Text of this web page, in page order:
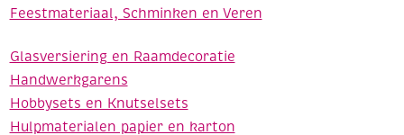
Feestmateriaal, Schminken en Veren
Glasversiering en Raamdecoratie
Handwerkgarens
Hobbysets en Knutselsets
Hulpmaterialen papier en karton